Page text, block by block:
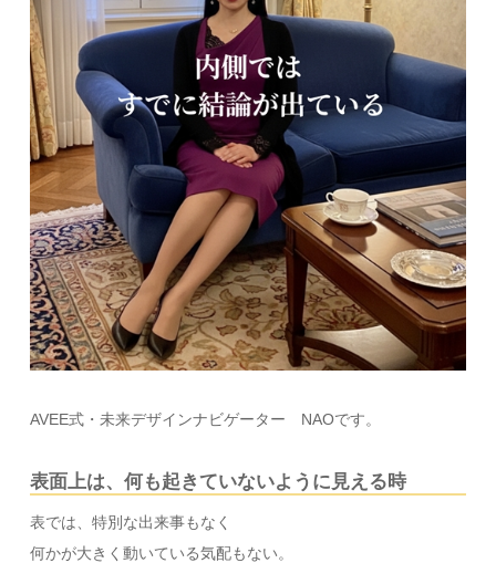
AVEE式・未来デザインナビゲーター NAOです。
表面上は、何も起きていないように見える時
表では、特別な出来事もなく
何かが大きく動いている気配もない。